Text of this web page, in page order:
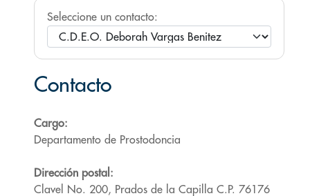
Seleccione un contacto:
Contacto
Cargo:
Departamento de Prostodoncia
Dirección postal:
Clavel No. 200, Prados de la Capilla C.P. 76176